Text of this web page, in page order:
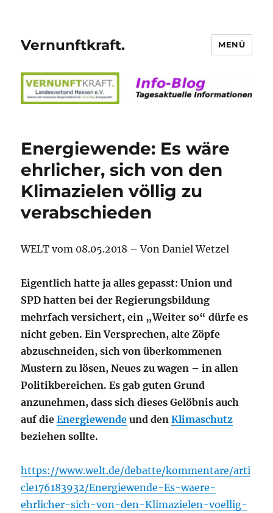
Vernunftkraft. MENÜ
Energiewende: Es wäre
ehrlicher, sich von den
Klimazielen völlig zu
verabschieden
WELT vom 08.05.2018 – Von Daniel Wetzel
Eigentlich hatte ja alles gepasst: Union und
SPD hatten bei der Regierungsbildung
mehrfach versichert, ein „Weiter so“ dürfe es
nicht geben. Ein Versprechen, alte Zöpfe
abzuschneiden, sich von überkommenen
Mustern zu lösen, Neues zu wagen – in allen
Politikbereichen. Es gab guten Grund
anzunehmen, dass sich dieses Gelöbnis auch
auf dieEnergiewende und denKlimaschutz
beziehen sollte.
https://www.welt.de/debatte/kommentare/arti
cle176183932/Energiewende-Es-waere-
ehrlicher-sich-von-den-Klimazielen-voellig-